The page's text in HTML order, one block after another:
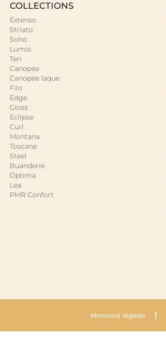
COLLECTIONS
Extenso
Striato
Soho
Lumio
Ten
Canopée
Canopée laque
Filo
Edge
Gloss
Eclipse
Curl
Montana
Toscane
Steel
Buanderie
Optima
Lea
PMR Confort
Mentions légales